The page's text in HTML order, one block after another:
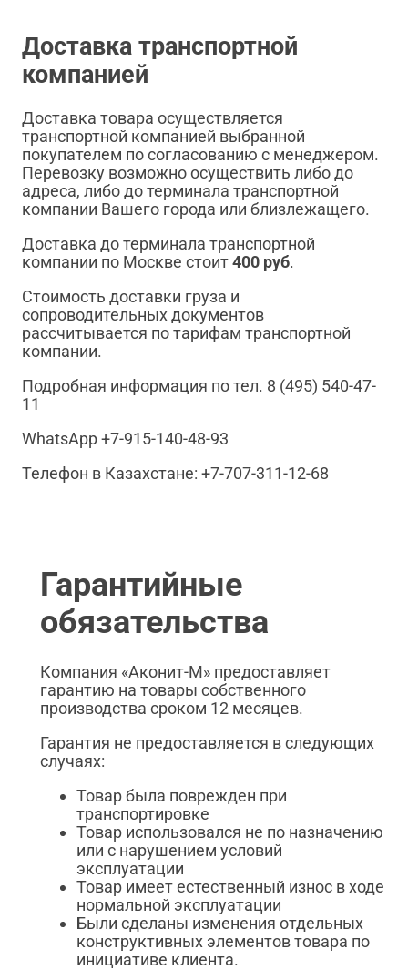
Доставка транспортной
компанией
Доставка товара осуществляется
транспортной компанией выбранной
покупателем по согласованию с менеджером.
Перевозку возможно осуществить либо до
адреса, либо до терминала транспортной
компании Вашего города или близлежащего.
Доставка до терминала транспортной
компании по Москве стоит400 руб.
Стоимость доставки груза и
сопроводительных документов
рассчитывается по тарифам транспортной
компании.
Подробная информация по тел. 8 (495) 540-47-
11
WhatsApp +7-915-140-48-93
Телефон в Казахстане: +7-707-311-12-68
Гарантийные
обязательства
Компания «Аконит-М» предоставляет
гарантию на товары собственного
производства сроком 12 месяцев.
Гарантия не предоставляется в следующих
случаях:
Товар была поврежден при
транспортировке
Товар использовался не по назначению
или с нарушением условий
эксплуатации
Товар имеет естественный износ в ходе
нормальной эксплуатации
Были сделаны изменения отдельных
конструктивных элементов товара по
инициативе клиента.